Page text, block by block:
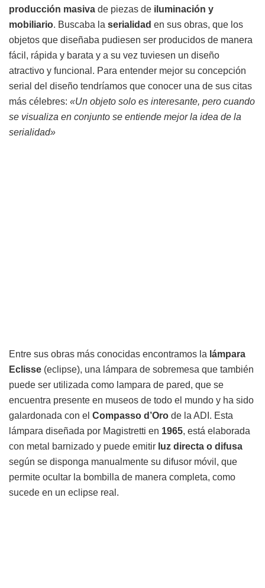
producción masiva de piezas de iluminación y
mobiliario. Buscaba la serialidad en sus obras, que los
objetos que diseñaba pudiesen ser producidos de manera
fácil, rápida y barata y a su vez tuviesen un diseño
atractivo y funcional. Para entender mejor su concepción
serial del diseño tendríamos que conocer una de sus citas
más célebres: «Un objeto solo es interesante, pero cuando
se visualiza en conjunto se entiende mejor la idea de la
serialidad»
Entre sus obras más conocidas encontramos la lámpara
Eclisse (eclipse), una lámpara de sobremesa que también
puede ser utilizada como lampara de pared, que se
encuentra presente en museos de todo el mundo y ha sido
galardonada con el Compasso d’Oro de la ADI. Esta
lámpara diseñada por Magistretti en 1965, está elaborada
con metal barnizado y puede emitir luz directa o difusa
según se disponga manualmente su difusor móvil, que
permite ocultar la bombilla de manera completa, como
sucede en un eclipse real.